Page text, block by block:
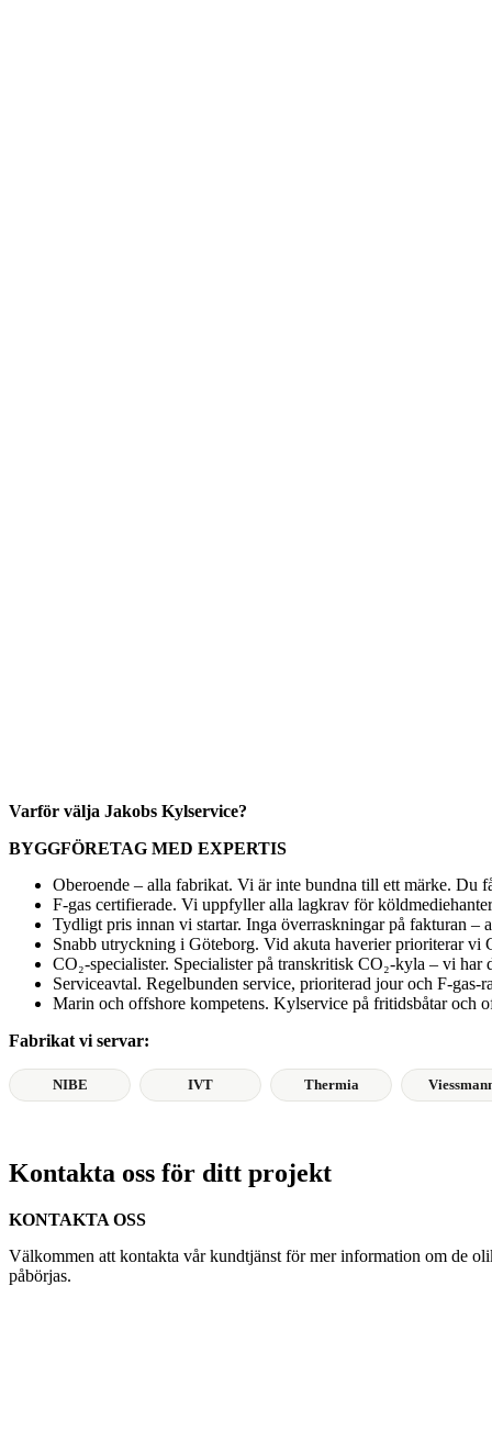
Varför välja Jakobs Kylservice?
BYGGFÖRETAG MED EXPERTIS
Oberoende – alla fabrikat. Vi är inte bundna till ett märke. Du
F-gas certifierade. Vi uppfyller alla lagkrav för
Tydligt pris innan vi startar. Inga överraskningar på fakturan –
Snabb utryckning i Göteborg. Vid akuta haverier prioriterar vi
CO₂-specialister. Specialister på transkritisk CO₂-kyla – vi har
Serviceavtal. Regelbunden service, prioriterad jour och F-gas-
Marin och offshore kompetens. Kylservice på fritidsbåtar och
Fabrikat vi servar:
NIBE IVT Thermia
Kontakta oss för ditt projekt
KONTAKTA OSS
Välkommen att kontakta vår kundtjänst för mer information om de
påbörjas.